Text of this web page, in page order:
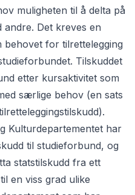
muligheten til å delta på
Det kreves en
behovet for tilrettelegging
Tilskuddet
etter kursaktivitet som
særlige behov (en sats
Kulturdepartementet har
til studieforbund, og
statstilskudd fra ett
en viss grad ulike